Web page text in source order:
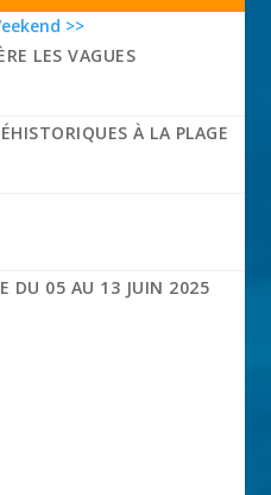
>>
LES VAGUES
À LA PLAGE
DU 05 AU 13 JUIN 2025